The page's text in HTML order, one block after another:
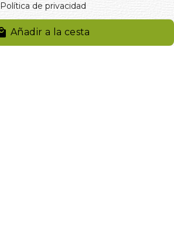
Añadir a la cesta
Política de privacidad